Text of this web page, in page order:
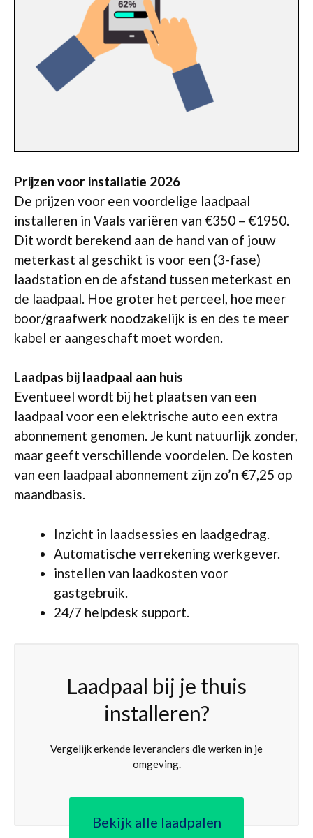
Prijzen voor installatie 2026
De prijzen voor een voordelige laadpaal
installeren in Vaals variëren van €350 – €1950.
Dit wordt berekend aan de hand van of jouw
meterkast al geschikt is voor een (3-fase)
laadstation en de afstand tussen meterkast en
de laadpaal. Hoe groter het perceel, hoe meer
boor/graafwerk noodzakelijk is en des te meer
kabel er aangeschaft moet worden.
Laadpas bij laadpaal aan huis
Eventueel wordt bij het plaatsen van een
laadpaal voor een elektrische auto een extra
abonnement genomen. Je kunt natuurlijk zonder,
maar geeft verschillende voordelen. De kosten
van een laadpaal abonnement zijn zo’n €7,25 op
maandbasis.
Inzicht in laadsessies en laadgedrag.
Automatische verrekening werkgever.
instellen van laadkosten voor
gastgebruik.
24/7 helpdesk support.
Laadpaal bij je thuis
installeren?
Vergelijk erkende leveranciers die werken in je
omgeving.
Bekijk alle laadpalen